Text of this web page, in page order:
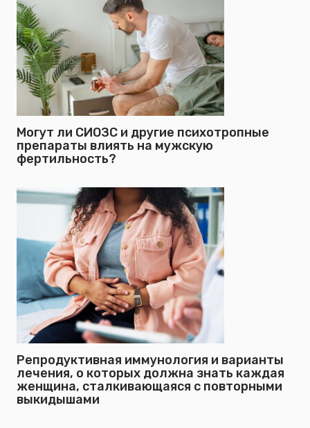
Могут ли СИОЗС и другие психотропные
препараты влиять на мужскую
фертильность?
Репродуктивная иммунология и варианты
лечения, о которых должна знать каждая
женщина, сталкивающаяся с повторными
выкидышами